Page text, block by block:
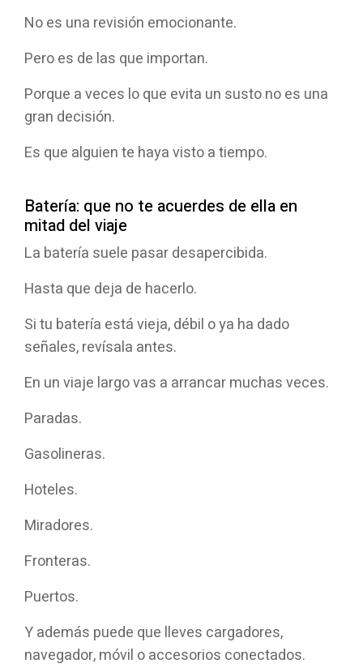
No es una revisión emocionante.
Pero es de las que importan.
Porque a veces lo que evita un susto no es una
gran decisión.
Es que alguien te haya visto a tiempo.
Batería: que no te acuerdes de ella en
mitad del viaje
La batería suele pasar desapercibida.
Hasta que deja de hacerlo.
Si tu batería está vieja, débil o ya ha dado
señales, revísala antes.
En un viaje largo vas a arrancar muchas veces.
Paradas.
Gasolineras.
Hoteles.
Miradores.
Fronteras.
Puertos.
Y además puede que lleves cargadores,
navegador, móvil o accesorios conectados.